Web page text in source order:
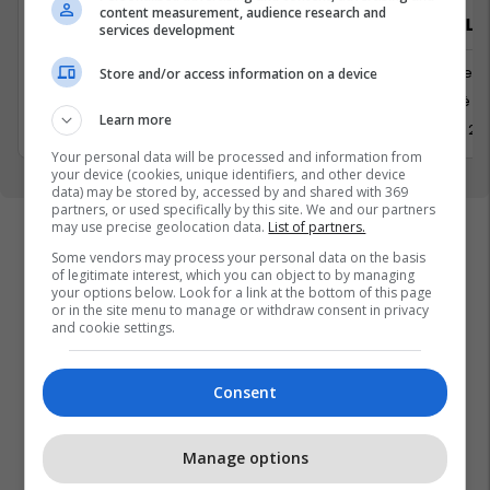
Udhëheqës për sektorin vegla pune
12 Korrik 2026
Zyrtar/e
Juridike
Kosovë
1 Korrik
content measurement, audience research and
services development
Store and/or access information on a device
Learn more
Your personal data will be processed and information from
your device (cookies, unique identifiers, and other device
data) may be stored by, accessed by and shared with 369
partners, or used specifically by this site. We and our partners
may use precise geolocation data. List of partners.
Some vendors may process your personal data on the basis
of legitimate interest, which you can object to by managing
your options below. Look for a link at the bottom of this page
or in the site menu to manage or withdraw consent in privacy
and cookie settings.
Consent
Manage options